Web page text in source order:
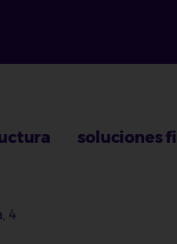
soluciones
4